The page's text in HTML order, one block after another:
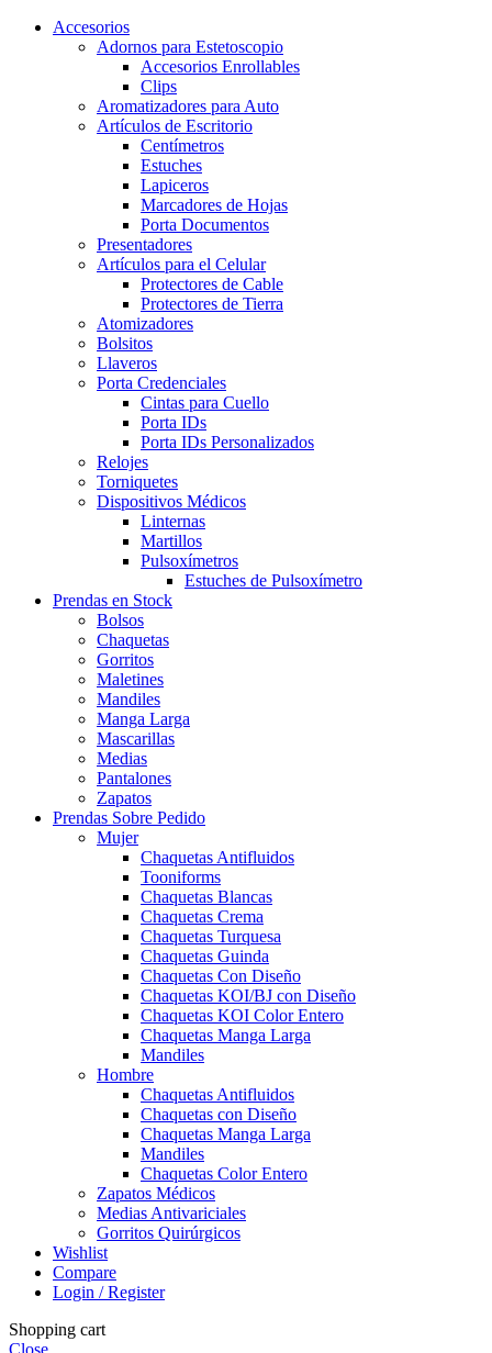
Accesorios
Adornos para Estetoscopio
Accesorios Enrollables
Clips
Aromatizadores para Auto
Artículos de Escritorio
Centímetros
Estuches
Lapiceros
Marcadores de Hojas
Porta Documentos
Presentadores
Artículos para el Celular
Protectores de Cable
Protectores de Tierra
Atomizadores
Bolsitos
Llaveros
Porta Credenciales
Cintas para Cuello
Porta IDs
Porta IDs Personalizados
Relojes
Torniquetes
Dispositivos Médicos
Linternas
Martillos
Pulsoxímetros
Estuches de Pulsoxímetro
Prendas en Stock
Bolsos
Chaquetas
Gorritos
Maletines
Mandiles
Manga Larga
Mascarillas
Medias
Pantalones
Zapatos
Prendas Sobre Pedido
Mujer
Chaquetas Antifluidos
Tooniforms
Chaquetas Blancas
Chaquetas Crema
Chaquetas Turquesa
Chaquetas Guinda
Chaquetas Con Diseño
Chaquetas KOI/BJ con Diseño
Chaquetas KOI Color Entero
Chaquetas Manga Larga
Mandiles
Hombre
Chaquetas Antifluidos
Chaquetas con Diseño
Chaquetas Manga Larga
Mandiles
Chaquetas Color Entero
Zapatos Médicos
Medias Antivariciales
Gorritos Quirúrgicos
Wishlist
Compare
Login / Register
Shopping cart
Close